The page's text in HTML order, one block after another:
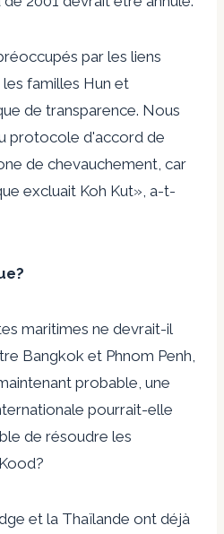
par les liens
familles Hun et
de transparence. Nous
protocole d'accord de
de chevauchement, car
excluait Koh Kut», a-t-
maritimes ne devrait-il
Bangkok et Phnom Penh,
probable, une
pourrait-elle
de résoudre les
et la Thaïlande ont déjà